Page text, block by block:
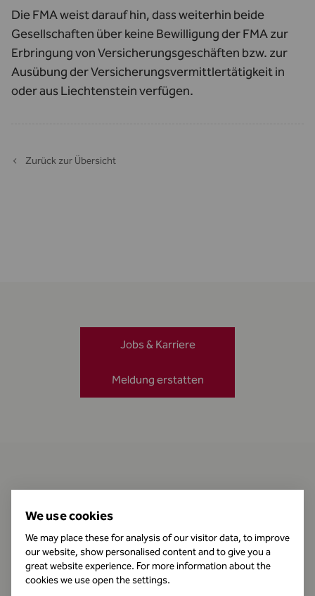
Die FMA weist darauf hin, dass weiterhin beide
Gesellschaften über keine Bewilligung der FMA zur
Erbringung von Versicherungsgeschäften bzw. zur
Ausübung der Versicherungsvermittlertätigkeit in
oder aus Liechtenstein verfügen.
Zurück zur Übersicht
Öffnungszeiten
Jobs & Karriere
Meldung erstatten
We use cookies
We may place these for analysis of our visitor data, to improve
our website, show personalised content and to give you a
great website experience. For more information about the
cookies we use open the settings.